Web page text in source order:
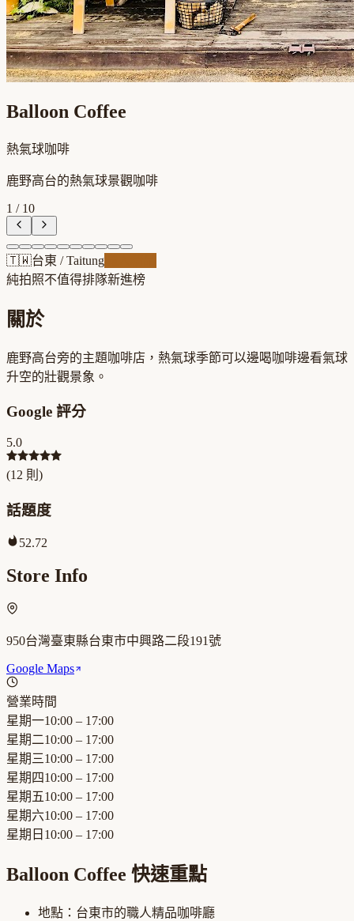
Balloon Coffee
熱氣球咖啡
鹿野高台的熱氣球景觀咖啡
1 / 10
🇹🇼台東 /Taitung
純拍照不值得排隊新進榜
關於
鹿野高台旁的主題咖啡店，熱氣球季節可以邊喝咖啡邊看氣球
升空的壯觀景象。
Google 評分
5.0
(12 則)
話題度
52.72
Store Info
950台灣臺東縣台東市中興路二段191號
Google Maps
營業時間
星期一10:00 – 17:00
星期二10:00 – 17:00
星期三10:00 – 17:00
星期四10:00 – 17:00
星期五10:00 – 17:00
星期六10:00 – 17:00
星期日 10:00 – 17:00
Balloon Coffee 快速重點
地點： 台東市的職人精品咖啡廳